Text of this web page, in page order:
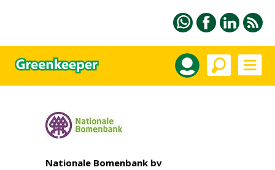
Nationale Bomenbank bv